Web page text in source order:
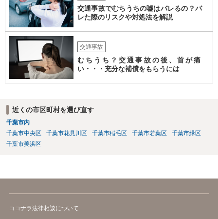
交通事故でむちうちの嘘はバレるの？バ
レた際のリスクや対処法を解説
交通事故
むちうち？交通事故の後、首が痛
い・・・充分な補償をもらうには
近くの市区町村を選び直す
千葉市内
千葉市中央区
千葉市花見川区 千葉市稲毛区 千葉市若葉区
千葉市緑区
千葉市美浜区
ココナラ法律相談について